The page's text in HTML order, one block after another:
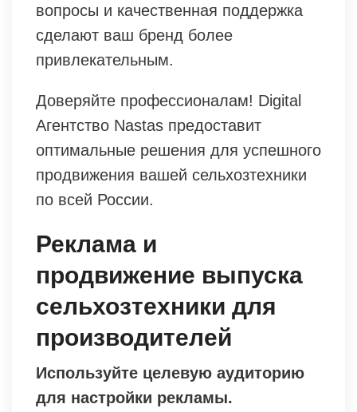
вопросы и качественная поддержка
сделают ваш бренд более
привлекательным.
Доверяйте профессионалам! Digital
Агентство Nastas предоставит
оптимальные решения для успешного
продвижения вашей сельхозтехники
по всей России.
Реклама и
продвижение выпуска
сельхозтехники для
производителей
Используйте целевую аудиторию
для настройки рекламы.